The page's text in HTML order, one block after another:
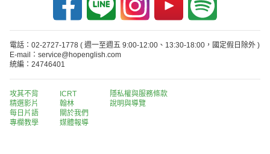
電話：02-2727-1778 ( 週一至週五 9:00-12:00、13:30-18:00，國定假日除外 )
E-mail：service@hopenglish.com
統編：24746401
攻其不背
精選影片
每日片語
專欄教學
ICRT
翰林
關於我們
媒體報導
隱私權與服務條款
說明與導覽